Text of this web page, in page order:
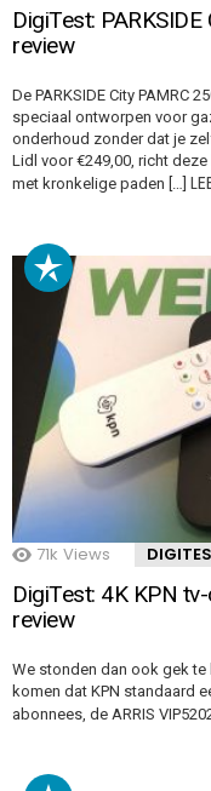
DigiTest:
review
De PARKSIDE City PAMRC
speciaal ontworpen voor
onderhoud zonder dat je
Lidl voor €249,00, richt
met kronkelige paden […]
71k Views
DigiTest: 4K KPN
review
We stonden dan ook gek
komen dat KPN standaard
abonnees, de ARRIS